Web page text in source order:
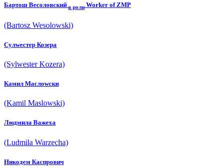
Бартош Весоловский в роли Worker of ZMP
(Bartosz Wesolowski)
Сyлwестер Козера
(Sylwester Kozera)
Камил Маслоwски
(Kamil Maslowski)
Людмила Важеха
(Ludmila Warzecha)
Никодем Каспрович